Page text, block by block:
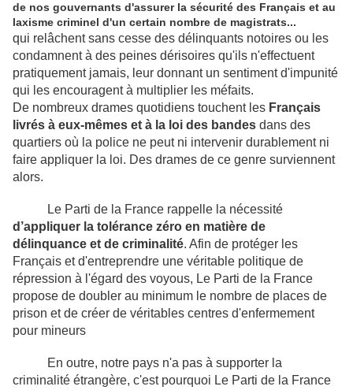
de nos gouvernants d'assurer la sécurité des Français et au
laxisme criminel d'un certain nombre de magistrats...
qui relâchent sans cesse des délinquants notoires ou les
condamnent à des peines dérisoires qu'ils n'effectuent
pratiquement jamais, leur donnant un sentiment d'impunité
qui les encouragent à multiplier les méfaits.
De nombreux drames quotidiens touchent les Français
livrés à eux-mêmes et à la loi des bandes dans des
quartiers où la police ne peut ni intervenir durablement ni
faire appliquer la loi. Des drames de ce genre surviennent
alors.
Le Parti de la France rappelle la nécessité
d’appliquer la tolérance zéro en matière de
délinquance et de criminalité. Afin de protéger les
Français et d'entreprendre une véritable politique de
répression à l'égard des voyous, Le Parti de la France
propose de doubler au minimum le nombre de places de
prison et de créer de véritables centres d'enfermement
pour mineurs
En outre, notre pays n'a pas à supporter la
criminalité étrangère, c'est pourquoi Le Parti de la France